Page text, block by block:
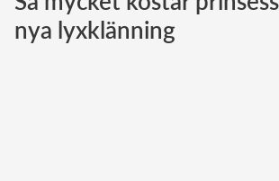
Norska kungahuset
nya lyxklänning